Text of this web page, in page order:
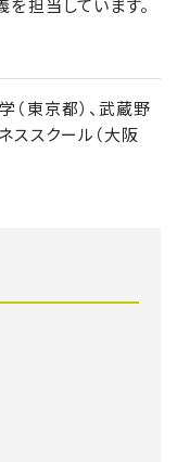
担当しています。
（東京都）、武蔵野
ススクール（大阪